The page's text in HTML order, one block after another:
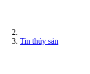
Tin thủy sản